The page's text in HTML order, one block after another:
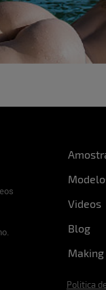
Videos
Blog
Making
Politica